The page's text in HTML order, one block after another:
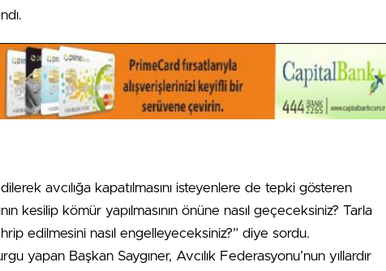
avcılığa kapatılmasını isteyenlere de tepki gösteren
kesilip kömür yapılmasının önüne nasıl geçeceksiniz? Tarla
edilmesini nasıl engelleyeceksiniz?” diye sordu.
yapan Başkan Saygıner, Avcılık Federasyonu’nun yıllardır